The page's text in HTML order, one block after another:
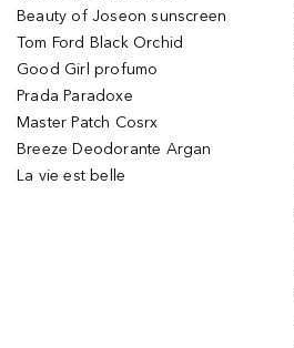
Beauty of Joseon sunscreen
Tom Ford Black Orchid
Good Girl profumo
Prada Paradoxe
Master Patch Cosrx
Breeze Deodorante Argan
La vie est belle